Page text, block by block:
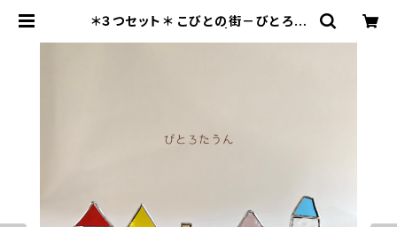
＊３つセット＊ こびとの街－びとろた